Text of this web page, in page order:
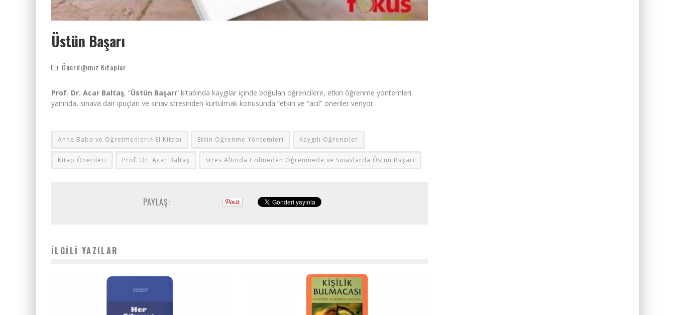
Üstün Başarı
Önerdiğimiz Kitaplar
Prof. Dr. Acar Baltaş, “Üstün Başarı” kitabında kaygılar içinde boğulan öğrencilere, etkin öğrenme yöntemleri
yanında, sınava dair ipuçları ve sınav stresinden kurtulmak konusunda “etkin ve “acil” öneriler veriyor.
Anne Baba ve Öğretmenlerin El Kitabı Etkin Öğrenme Yöntemleri Kaygılı Öğrenciler
Kitap Önerileri Prof. Dr. Acar Baltaş Stres Altında Ezilmeden Öğrenmede ve Sınavlarda Üstün Başarı
PAYLAŞ:
İLGILI YAZILAR